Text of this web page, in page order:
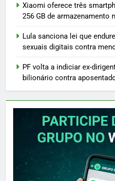
Xiaomi oferece três
256 GB de armazenamento
Lula sanciona lei que
sexuais digitais contra
PF volta a indiciar ex-
bilionário contra